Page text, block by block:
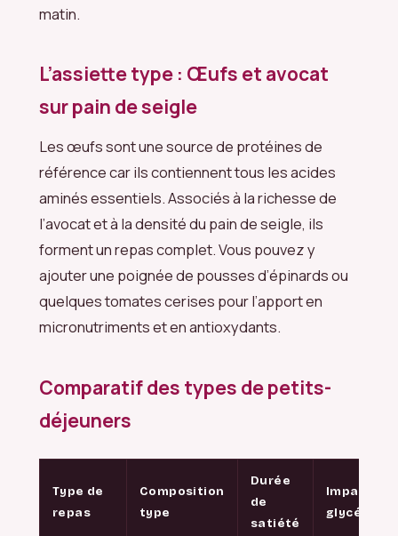
matin.
L’assiette type : Œufs et avocat
sur pain de seigle
Les œufs sont une source de protéines de
référence car ils contiennent tous les acides
aminés essentiels. Associés à la richesse de
l’avocat et à la densité du pain de seigle, ils
forment un repas complet. Vous pouvez y
ajouter une poignée de pousses d’épinards ou
quelques tomates cerises pour l’apport en
micronutriments et en antioxydants.
Comparatif des types de petits-
déjeuners
Type de
repas
Composition
type
Durée
de
satiété
Impact